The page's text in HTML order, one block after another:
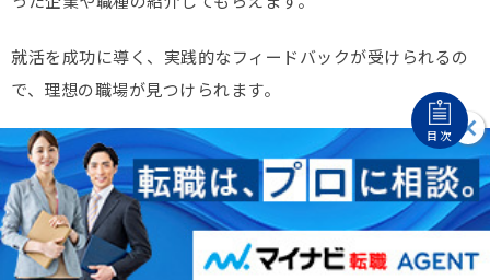
就活を成功に導く、実践的なフィードバックが受けられるの
で、理想の職場が見つけられます。
実践的なカリキュラムで学べる
デジタルハリウッドSTUDIOでは、在学中から実案件にチャ
レンジすることで実践的に学べます。また、現役デザイナー
による直接指導やライブ授業で、即戦力スキルが習得できる
目次